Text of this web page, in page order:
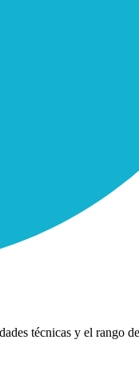
técnicas y el rango